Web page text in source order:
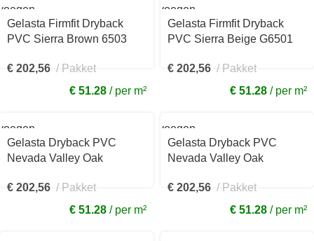
Gelasta Firmfit Dryback
PVC Sierra Brown 6503
€ 202,56
Pakket
€ 51.28
per m²
Toevoegen
winkelwagen
Gelasta Firmfit Dryback
PVC Sierra Beige G6501
€ 202,56
Pakket
€ 51.28
per m²
Gelasta Dryback PVC
Nevada Valley Oak
€ 202,56
Pakket
€ 51.28
per m²
Toevoegen
winkelwagen
Gelasta Dryback PVC
Nevada Valley Oak
€ 202,56
Pakket
€ 51.28
per m²